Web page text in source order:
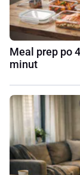
Meal prep po
minut